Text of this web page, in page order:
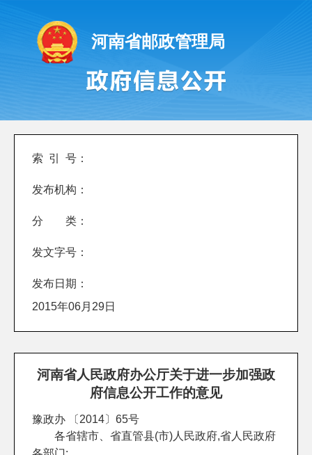
河南省邮政管理局
索 引 号：
发布机构：
分 类：
发文字号：
发布日期：
2015年06月29日
河南省人民政府办公厅关于进一步加强政
府信息公开工作的意见
豫政办 〔2014〕65号
各省辖市、省直管县(市)人民政府,省人民政府